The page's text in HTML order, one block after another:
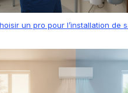
un pro pour l’installation de